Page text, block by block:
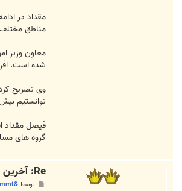
مناطق
معاون وزیر
شده است.
وی تصریح
توانستیم بیش از 4 هزار و 500 شهروند سوری را که توسط گروه های تروریستی به گروگان
فیصل مقداد
گروه های
Re: آخرين تحولات سوريه
توسط&mmt